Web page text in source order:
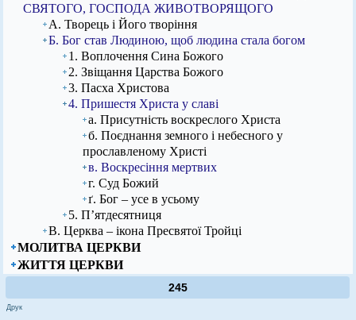
СВЯТОГО, ГОСПОДА ЖИВОТВОРЯЩОГО
А. Творець і Його творіння
Б. Бог став Людиною, щоб людина стала богом
1. Воплочення Сина Божого
2. Звіщання Царства Божого
3. Пасха Христова
4. Пришестя Христа у славі
а. Присутність воскреслого Христа
б. Поєднання земного і небесного у
прославленому Христі
в. Воскресіння мертвих
г. Суд Божий
ґ. Бог – усе в усьому
5. П’ятдесятниця
В. Церква – ікона Пресвятої Тройці
МОЛИТВА ЦЕРКВИ
ЖИТТЯ ЦЕРКВИ
245
Друк